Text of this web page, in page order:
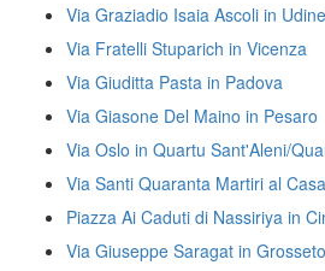
Via Graziadio Isaia Ascoli in Udine
Via Fratelli Stuparich in Vicenza
Via Giuditta Pasta in Padova
Via Giasone Del Maino in Pesaro
Via Oslo in Quartu Sant'Aleni/
Via Santi Quaranta Martiri al
Piazza Ai Caduti di Nassiriya in
Via Giuseppe Saragat in Grosseto